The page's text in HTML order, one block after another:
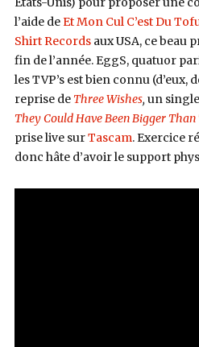
l’aide deEt Mon Cul C’est Du
Shirt Recordsaux USA, ce beau
fin de l’année. EggS, quatuor
les TVP’s est bien connu (d’eux,
reprise de Three Wishes, un
They Could Have Been Bigger Than
prise live surTascam. Exercice
donc hâte d’avoir le support